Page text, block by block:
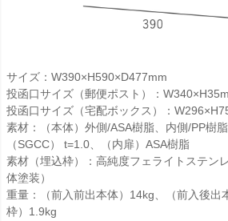
サイズ：W390×H590×D477mm
投函口サイズ（郵便ポスト）：
投函口サイズ（宅配ボックス）：
素材：（本体）外側/ASA樹脂、内側/PP樹
（SGCC） t=1.0、（内扉）ASA樹脂
素材（埋込枠）：高純度フェライトステン
体塗装）
重量：（前入前出本体）14kg、（前入後出
枠）1.9kg